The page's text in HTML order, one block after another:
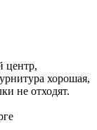
центр,
хорошая,
не отходят.